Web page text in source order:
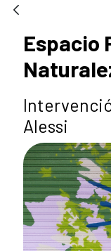
Espacio
Alessi